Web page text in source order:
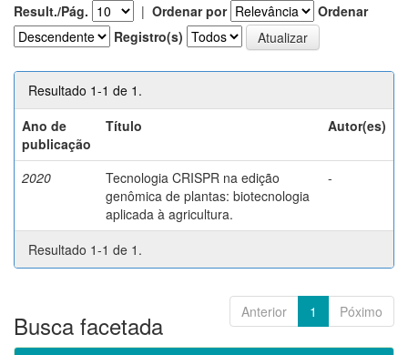
Result./Pág. | Ordenar por
Ordenar
Registro(s)
Resultado 1-1 de 1.
Ano de
publicação
Título Autor(es)
2020
Tecnologia CRISPR na edição
genômica de plantas: biotecnologia
aplicada à agricultura.
-
Resultado 1-1 de 1.
Anterior 1 Póximo
Busca facetada